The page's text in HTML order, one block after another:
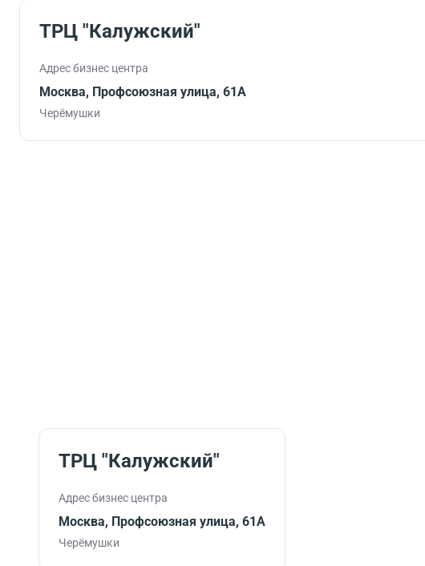
ТРЦ "Калужский"
Адрес бизнес центра
Москва, Профсоюзная улица, 61А
Черёмушки
ТРЦ "Калужский"
Адрес бизнес центра
Москва, Профсоюзная улица, 61А
Черёмушки